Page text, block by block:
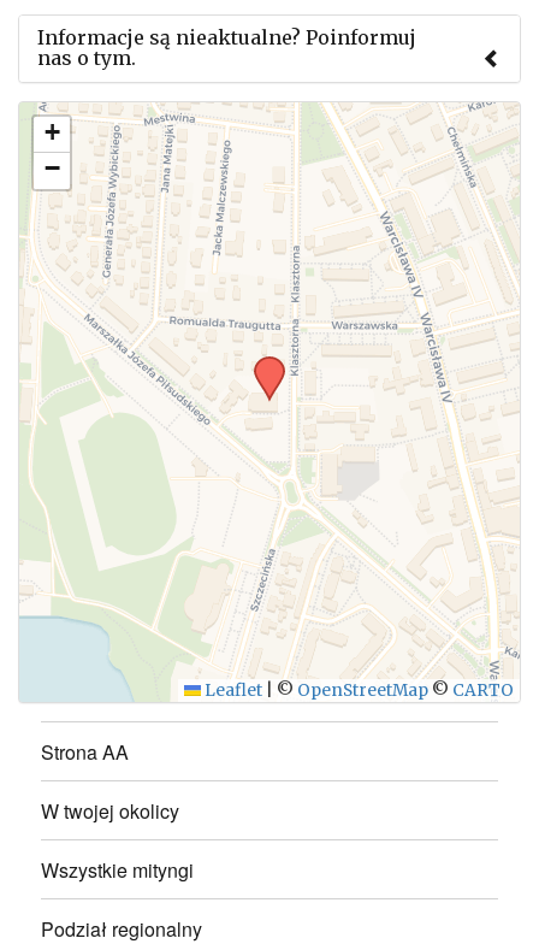
Informacje są nieaktualne? Poinformuj
nas o tym.
Użyj tego formularza aby przesłać informację o
zmianach w powyższym mityngu.
WYŚLIJ
+
−
Leaflet © OpenStreetMap © CARTO
Strona AA
W twojej okolicy
Wszystkie mityngi
Podział regionalny